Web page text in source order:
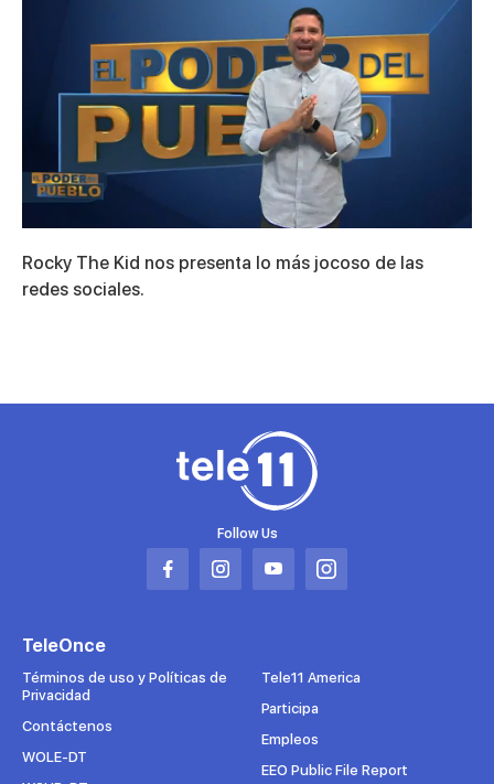
seconds
of
3
Rocky The Kid nos presenta lo más jocoso de las
redes sociales.
Follow Us
Abrir
pestaña
Abrir
pestaña
Abrir
pestaña
Abrir
pestaña
TeleOnce
Términos de uso y Políticas de
Privacidad
Contáctenos
WOLE-DT
Tele11 America
Participa
Empleos
EEO Public File Report